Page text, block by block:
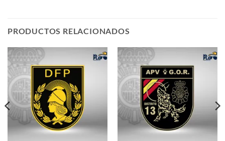
hasta
30,73€
PRODUCTOS RELACIONADOS